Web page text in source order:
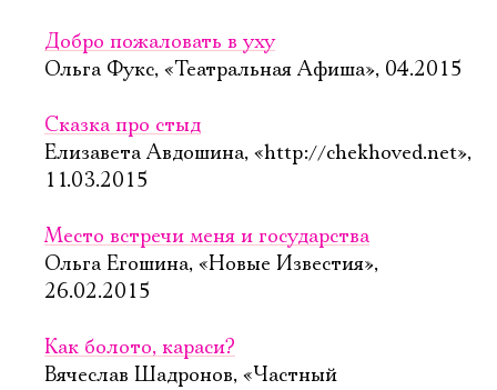
Добро пожаловать в уху
Ольга Фукс, «Театральная Афиша», 04.2015
Сказка про стыд
Елизавета Авдошина, «http://chekhoved.net»,
11.03.2015
Место встречи меня и государства
Ольга Егошина, «Новые Известия»,
26.02.2015
Как болото, караси?
Вячеслав Шадронов, «Частный